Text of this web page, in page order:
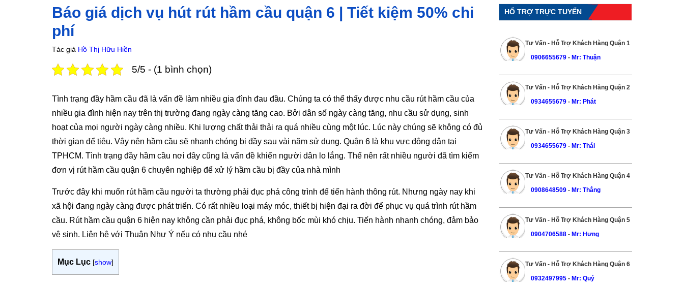
Báo giá dịch vụ hút rút hầm cầu quận 6 | Tiết kiệm 50% chi
phí
Tác giả Hồ Thị Hữu Hiền
5/5 - (1 bình chọn)
Tình trạng đầy hầm cầu đã là vấn đề làm nhiều gia đình đau đầu. Chúng ta có thể thấy được nhu cầu rút hầm cầu của
nhiều gia đình hiện nay trên thị trường đang ngày càng tăng cao. Bởi dân số ngày càng tăng, nhu cầu sử dụng, sinh
hoạt của mọi người ngày càng nhiều. Khi lượng chất thải thải ra quá nhiều cùng một lúc. Lúc này chúng sẽ không có đủ
thời gian để tiêu. Vậy nên hầm cầu sẽ nhanh chóng bị đầy sau vài năm sử dụng. Quận 6 là khu vực đông dân tại
TPHCM. Tình trạng đầy hầm cầu nơi đây cũng là vấn đề khiến người dân lo lắng. Thế nên rất nhiều người đã tìm kiếm
đơn vị rút hầm cầu quận 6 chuyên nghiệp để xử lý hầm cầu bị đầy của nhà mình
Trước đây khi muốn rút hầm cầu người ta thường phải đục phá công trình để tiến hành thông rút. Nhưng ngày nay khi
xã hội đang ngày càng được phát triển. Có rất nhiều loại máy móc, thiết bị hiện đại ra đời để phục vụ quá trình rút hầm
cầu. Rút hầm cầu quận 6 hiện nay không cần phải đục phá, không bốc mùi khó chịu. Tiến hành nhanh chóng, đảm bảo
vệ sinh. Liên hệ với Thuận Như Ý nếu có nhu cầu nhé
Mục Lục [show]
HỔ TRỢ TRỰC TUYẾN
Tư Vấn - Hỗ Trợ Khách Hàng Quận 1
0906655679 - Mr: Thuận
Tư Vấn - Hỗ Trợ Khách Hàng Quận 2
0934655679 - Mr: Phát
Tư Vấn - Hỗ Trợ Khách Hàng Quận 3
0934655679 - Mr: Thái
Tư Vấn - Hỗ Trợ Khách Hàng Quận 4
0908648509 - Mr: Thắng
Tư Vấn - Hỗ Trợ Khách Hàng Quận 5
0904706588 - Mr: Hưng
Tư Vấn - Hỗ Trợ Khách Hàng Quận 6
0932497995 - Mr: Quý